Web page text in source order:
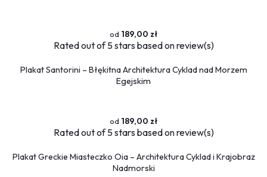
189,00 zł
Ratedout of 5 stars based onreview(s)
Plakat Santorini – Błękitna Architektura Cyklad nad Morzem
Egejskim
189,00 zł
Ratedout of 5 stars based onreview(s)
Plakat Greckie Miasteczko Oia – Architektura Cyklad i Krajobraz
Nadmorski